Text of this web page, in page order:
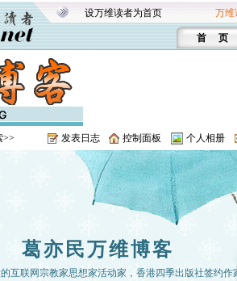
设万维读者为首页 万维
首 页
>> 发表日志 控制面板 个人相册
葛亦民万维博客
互联网宗教家思想家活动家，香港四季出版社签约作